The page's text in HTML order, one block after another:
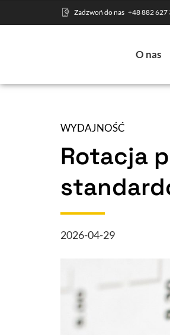
Zadzwoń do nas +48 882 627
O nas
WYDAJNOŚĆ
Rotacja
2026-04-29